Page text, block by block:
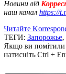
Новини від
наш канал https://
Читайте
ТЕГИ: Запорожье,
Якщо ви помітили
натисніть Ctrl +